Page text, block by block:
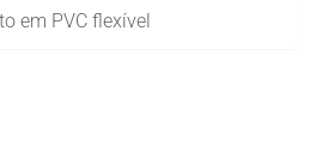
em PVC flexível